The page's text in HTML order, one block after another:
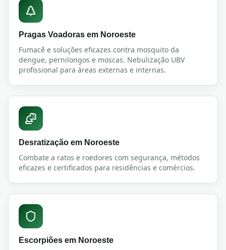
Pragas Voadoras em Noroeste
Fumacê e soluções eficazes contra mosquito da
dengue, pernilongos e moscas. Nebulização UBV
profissional para áreas externas e internas.
Desratização em Noroeste
Combate a ratos e roedores com segurança, métodos
eficazes e certificados para residências e comércios.
Escorpiões em Noroeste